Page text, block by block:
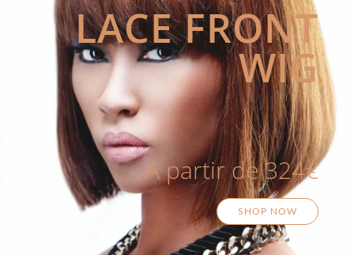
LACE FRONT
WIG
A partir de 324€
SHOP NOW